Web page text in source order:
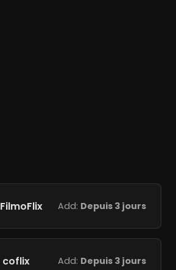
FilmoFlix Add: Depuis 3 jours
coflix Add: Depuis 3 jours